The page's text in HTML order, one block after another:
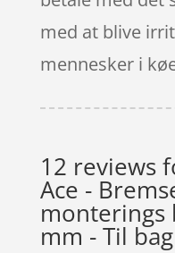
med at blive
mennesker i
12 reviews
Ace -
monterings
mm - Til